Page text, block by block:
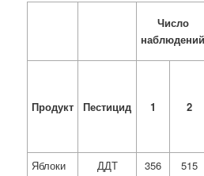
Число
наблюдений
Продукт Пестицид 1 2
Яблоки ДДТ 356 515